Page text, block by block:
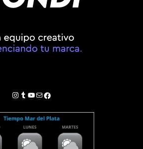
Instagram
Tumblr
YouTube
Correo electrónico
Facebook